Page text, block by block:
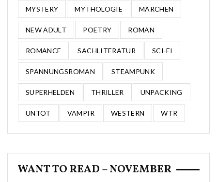
MYSTERY MYTHOLOGIE MÄRCHEN
NEW ADULT POETRY ROMAN
ROMANCE SACHLITERATUR SCI-FI
SPANNUNGSROMAN STEAMPUNK
SUPERHELDEN THRILLER UNPACKING
UNTOT VAMPIR WESTERN WTR
WANT TO READ – NOVEMBER